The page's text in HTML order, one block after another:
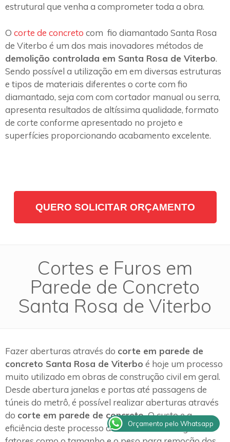
estrutural que venha a comprometer toda a obra.
O corte de concreto com fio diamantado Santa Rosa
de Viterbo é um dos mais inovadores métodos de
demolição controlada em Santa Rosa de Viterbo.
Sendo possível a utilização em em diversas estruturas
e tipos de materiais diferentes o corte com fio
diamantado, seja com com cortador manual ou serra,
apresenta resultados de altíssima qualidade, formato
de corte conforme apresentado no projeto e
superfícies proporcionando acabamento excelente.
QUERO SOLICITAR ORÇAMENTO
Cortes e Furos em
Parede de Concreto
Santa Rosa de Viterbo
Fazer aberturas através do corte em parede de
concreto Santa Rosa de Viterbo é hoje um processo
muito utilizado em obras de construção civil em geral.
Desde abertura janelas e portas até passagens de
túneis do metrô, é possível realizar aberturas através
do corte em parede de concreto.O custo e a
eficiência deste processo de trabalho estão ligados a
Orçamento pelo Whatsapp